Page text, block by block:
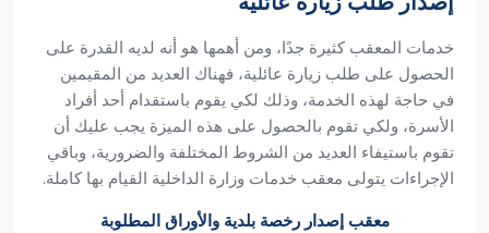
خدمات المعقب كثيرة جدًا، ومن أهمها هو أنه لديه القدرة على
الحصول على طلب زيارة عائلية، فهناك العديد من المقيمين
في حاجة لهذه الخدمة، وذلك لكي يقوم باستقدام أحد أفراد
الأسرة، ولكي تقوم بالحصول على هذه الميزة يجب عليك أن
تقوم باستيفاء العديد من الشروط المختلفة والضرورية، وباقي
الإجراءات يتولى معقب خدمات وزارة الداخلية القيام بها كاملة.
معقب إصدار رخصة بلدية والأوراق المطلوبة